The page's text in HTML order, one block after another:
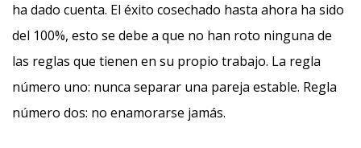
ha dado cuenta. El éxito cosechado hasta ahora ha sido
del 100%, esto se debe a que no han roto ninguna de
las reglas que tienen en su propio trabajo. La regla
número uno: nunca separar una pareja estable. Regla
número dos: no enamorarse jamás.